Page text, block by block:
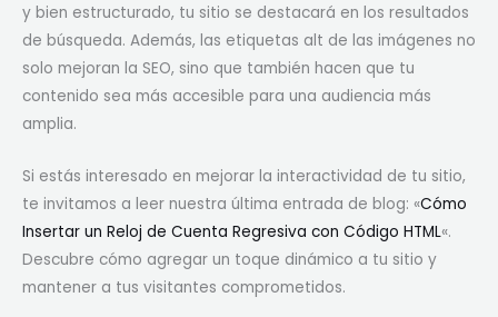
y bien estructurado, tu sitio se destacará en los resultados
de búsqueda. Además, las etiquetas alt de las imágenes no
solo mejoran la SEO, sino que también hacen que tu
contenido sea más accesible para una audiencia más
amplia.
Si estás interesado en mejorar la interactividad de tu sitio,
te invitamos a leer nuestra última entrada de blog: «Cómo
Insertar un Reloj de Cuenta Regresiva con Código HTML«.
Descubre cómo agregar un toque dinámico a tu sitio y
mantener a tus visitantes comprometidos.